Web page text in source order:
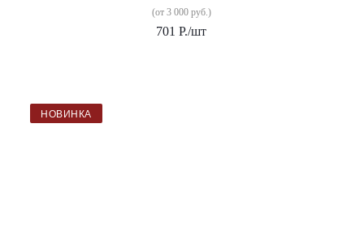
(от 3 000 руб.)
701 Р./шт
НОВИНКА